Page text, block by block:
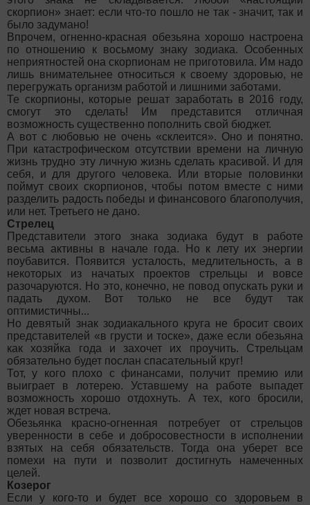
скорпион» знает: если что-то пошло не так - значит, так и
было задумано!
Впрочем, огненно-красная обезьяна хорошо настроена
по отношению к восьмому знаку зодиака. Особенных
неприятностей она скорпионам не приготовила. Им надо
лишь внимательнее относиться к своему здоровью, не
перегружать организм работой и лишними заботами.
Те скорпионы, которые решат заработать в 2016 году,
смогут это сделать! Им представится отличная
возможность существенно пополнить свой бюджет.
А вот с любовью не очень «склеится». Оно и понятно.
При катастрофическом отсутствии времени на личную
жизнь трудно эту личную жизнь сделать красивой. И для
себя, и для другого человека. Или вторые половинки
поймут своих скорпионов, чтобы потом вместе с ними
разделить радость победы и финансового благополучия,
или нет. Третьего не дано.
Стрелец
Представители этого знака зодиака будут в работе
весьма активны в начале года. Но к лету их энергии
поубавится. Появится усталость, медлительность, а в
некоторых из начатых проектов стрельцы и вовсе
разочаруются. Но это, конечно, не повод опускать руки и
падать духом. Вот только не все будут так
оптимистичны...
Но девятый знак зодиакального круга не бросит своих
представителей «в грусти и тоске», даже если обезьяна
как хозяйка года и захочет их проучить. Стрельцам
обязательно будет послан спасательный круг!
Тот, у кого плохо с финансами, получит премию или
выиграет в лотерею. Уставшему на работе выпадет
возможность хорошо отдохнуть. А тех, кого бросили,
ждет новая встреча.
Обезьянка красно-огненная потребует от стрельцов
уверенности в себе и добросовестности в исполнении
взятых на себя обязательств. Тогда она уберет все
помехи на пути и позволит достигнуть намеченных
целей.
Козерог
Если у кого-то и будет все хорошо со здоровьем в